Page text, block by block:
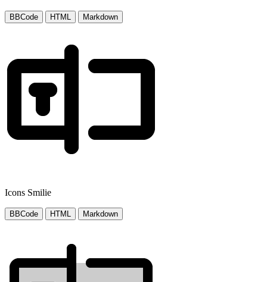
BBCode HTML Markdown
Icons Smilie
BBCode HTML Markdown